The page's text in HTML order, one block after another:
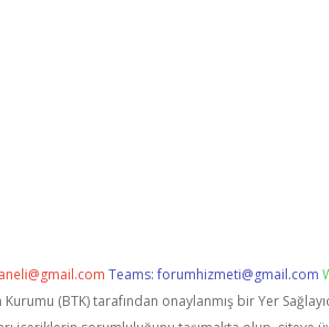
Teams:forumhizmeti@gmail.com
Kurumu (BTK) tarafından onaylanmış bir Yer